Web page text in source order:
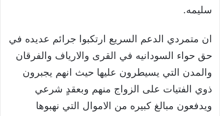
سليمه.
ان متمردي الدعم السريع ارتكبوا جرائم عديده في
حق حواء السودانيه في القرى والارياف والفرقان
والمدن التي يسيطرون عليها حيث انهم يجبرون
ذوي الفتيات على الزواج منهم وبعقدٍ شرعي
ويدفعون مبالغ كبيره من الاموال التي نهبوها